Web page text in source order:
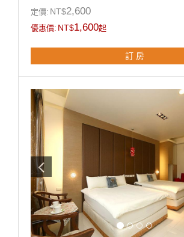
※ 電熱水瓶 / 茶包 / 咖啡包 / 礦泉水
**國旅卡訂房請於下單同時勾選備註即可。
定價: NT$2,600
優惠價: NT$1,600起
訂 房